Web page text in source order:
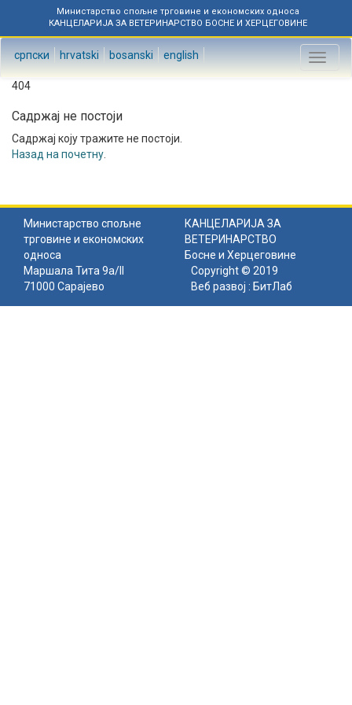
Министарство спољне трговине и економских односа
КАНЦЕЛАРИЈА ЗА ВЕТЕРИНАРСТВО БОСНЕ И ХЕРЦЕГОВИНЕ
српски hrvatski bosanski english
Toggle
404
Садржај не постоји
Садржај коју тражите не постоји.
Назад на почетну
Министарство спољне
трговине и економских
односа
КАНЦЕЛАРИЈА ЗА
ВЕТЕРИНАРСТВО
Босне и Херцеговине
Маршала Тита 9а/II
71000 Сарајево
Copyright © 2019
Веб развој : БитЛаб